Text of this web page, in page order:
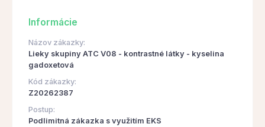
Informácie
Názov zákazky:
Lieky skupiny ATC V08 - kontrastné látky - kyselina
gadoxetová
Kód zákazky:
Z20262387
Postup:
Podlimitná zákazka s využitím EKS